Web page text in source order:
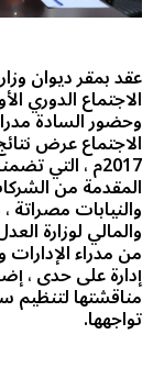
وحضور السادة
الاجتماع عرض
2017م ، التي
المقدمة من
والنيابات
والمالي لوزارة
من مدراء
إدارة على حدى ،
مناقشتها لتنظيم
تواجهها.